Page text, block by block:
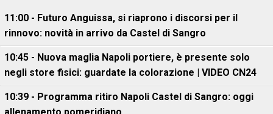
11:00 - Futuro Anguissa, si riaprono i discorsi per il
rinnovo: novità in arrivo da Castel di Sangro
10:45 - Nuova maglia Napoli portiere, è presente solo
negli store fisici: guardate la colorazione | VIDEO CN24
10:39 - Programma ritiro Napoli Castel di Sangro: oggi